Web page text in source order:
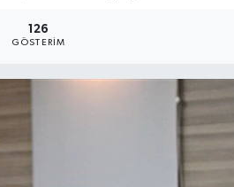
126
GÖSTERIM